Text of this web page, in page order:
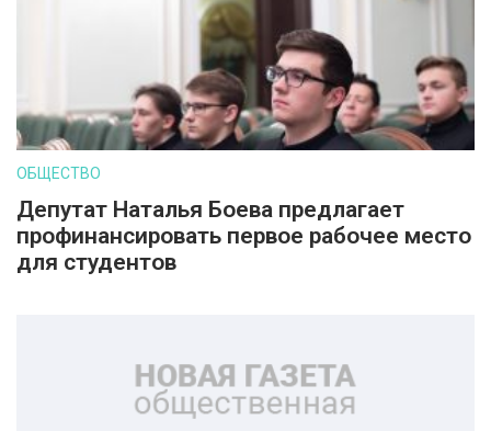
ОБЩЕСТВО
Депутат Наталья Боева предлагает
профинансировать первое рабочее место
для студентов